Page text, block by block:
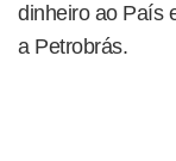
dinheiro ao País
a Petrobrás.